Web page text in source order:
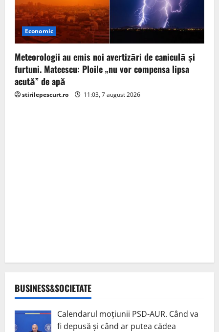
Economic
Meteorologii au emis noi avertizări de caniculă și
furtuni. Mateescu: Ploile „nu vor compensa lipsa
acută” de apă
stirilepescurt.ro 11:03, 7 august 2026
BUSINESS&SOCIETATE
Calendarul moțiunii PSD-AUR. Când va
fi depusă și când ar putea cădea